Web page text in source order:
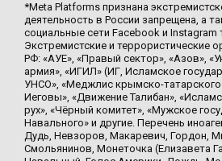
*Meta Platforms признана
деятельность в России запрещена, а
социальные сети Facebook и
Экстремистские и террористические
РФ: «АУЕ», «Правый сектор», «Азов»,
армия», «ИГИЛ» (ИГ, Исламское
УНСО», «Меджлис крымско-татарского
Иеговы», «Движение Талибан»,
рух», «Чёрный комитет», «Мужское
Навального» и другие. Перечень
Дудь, Невзоров, Макаревич, Гордон,
Смольянинов, Монеточка (Елизавета